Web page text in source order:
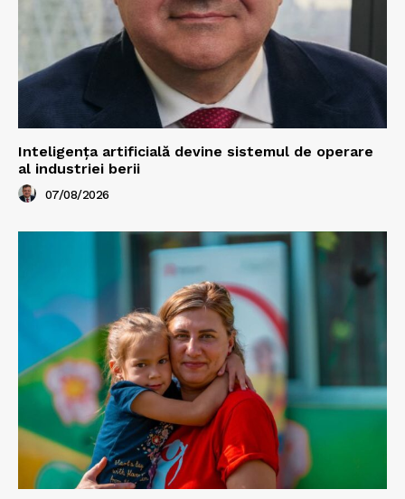
Inteligența artificială devine sistemul de operare
al industriei berii
07/08/2026